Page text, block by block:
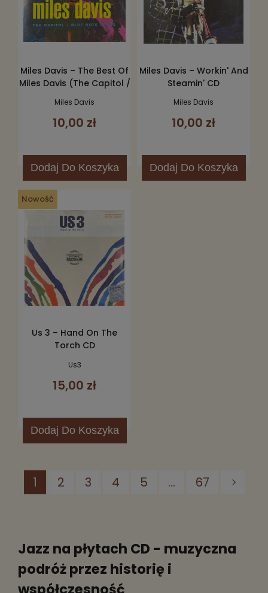
Miles Davis – The Best Of
Miles Davis (The Capitol /
Miles Davis
10,00 zł
Dodaj Do Koszyka
Miles Davis – Workin' And
Steamin' CD
Miles Davis
10,00 zł
Dodaj Do Koszyka
Us 3 – Hand On The
Torch CD
Us3
15,00 zł
Dodaj Do Koszyka
Nowość
1 2 3 4 5 ... 67
Jazz na płytach CD - muzyczna
podróż przez historię i